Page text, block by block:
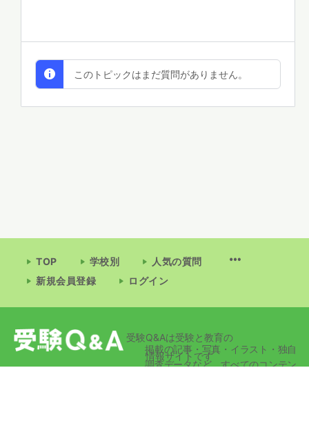
このトピックはまだ質問がありません。
TOP 学校別
人気の質問
新規会員登録
ログイン
受験Q&Aは受験と教育の
情報サイトです
掲載の記事・写真・イラスト・独自
調査データなど、すべてのコンテン